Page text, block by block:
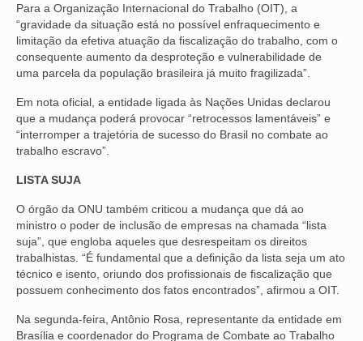
SOROCABA
NOTÍCIAS
VÍDEOS
CONVÊNIOS
SINDICALIZE-SE
JURÍDICO
NÚCLEOS
APOSENTADOS
AGENTES DE POLÍCIA JUDICIAL
Para a Organização Internacional do Trabalho (OIT), a
“gravidade da situação está no possível enfraquecimento e
limitação da efetiva atuação da fiscalização do trabalho, com o
consequente aumento da desproteção e vulnerabilidade de
uma parcela da população brasileira já muito fragilizada”.
Em nota oficial, a entidade ligada às Nações Unidas declarou
que a mudança poderá provocar “retrocessos lamentáveis” e
“interromper a trajetória de sucesso do Brasil no combate ao
trabalho escravo”.
LISTA SUJA
O órgão da ONU também criticou a mudança que dá ao
ministro o poder de inclusão de empresas na chamada “lista
suja”, que engloba aqueles que desrespeitam os direitos
trabalhistas. “É fundamental que a definição da lista seja um ato
técnico e isento, oriundo dos profissionais de fiscalização que
possuem conhecimento dos fatos encontrados”, afirmou a OIT.
Na segunda-feira, Antônio Rosa, representante da entidade em
Brasília e coordenador do Programa de Combate ao Trabalho